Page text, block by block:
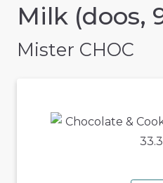
Milk (doos,
Mister CHOC